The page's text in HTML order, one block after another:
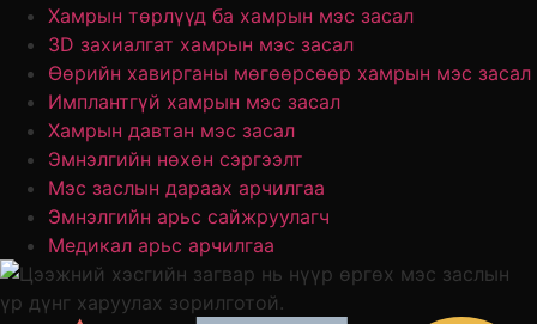
Хамрын төрлүүд ба хамрын мэс засал
3D захиалгат хамрын мэс засал
Өөрийн хавирганы мөгөөрсөөр хамрын мэс засал
Имплантгүй хамрын мэс засал
Хамрын давтан мэс засал
Эмнэлгийн нөхөн сэргээлт
Мэс заслын дараах арчилгаа
Эмнэлгийн арьс сайжруулагч
Медикал арьс арчилгаа